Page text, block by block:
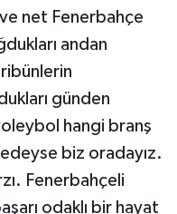
net Fenerbahçe
andan
günden
hangi branş
biz oradayız.
Fenerbahçeli
odaklı bir hayat